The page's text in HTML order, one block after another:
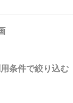
条件で絞り込む